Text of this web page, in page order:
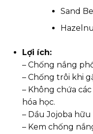
Sand
Lợi ích:
– Chống nắng
– Chống trôi khi
– Không chứa
hóa học.
– Dầu Jojoba hữu
– Kem chống